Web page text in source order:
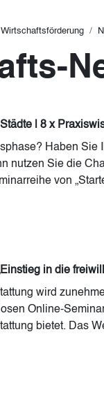
Wirtschaftsförderung
| 8 x
Haben Sie
nutzen Sie die
von
in die
wird
Online-
bietet. Das